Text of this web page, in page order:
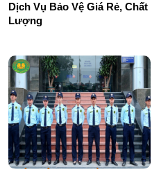
Dịch Vụ Bảo Vệ Giá Rẻ, Chất
Lượng